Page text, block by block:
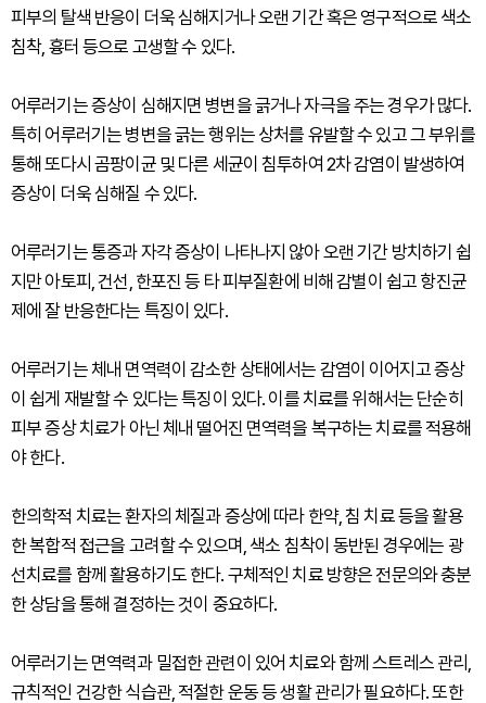
피부의 탈색 반응이 더욱 심해지거나 오랜 기간 혹은 영구적으로 색소
침착, 흉터 등으로 고생할 수 있다.
어루러기는 증상이 심해지면 병변을 긁거나 자극을 주는 경우가 많다.
특히 어루러기는 병변을 긁는 행위는 상처를 유발할 수 있고 그 부위를
통해 또다시 곰팡이균 및 다른 세균이 침투하여 2차 감염이 발생하여
증상이 더욱 심해질 수 있다.
어루러기는 통증과 자각 증상이 나타나지 않아 오랜 기간 방치하기 쉽
지만 아토피, 건선, 한포진 등 타 피부질환에 비해 감별이 쉽고 항진균
제에 잘 반응한다는 특징이 있다.
어루러기는 체내 면역력이 감소한 상태에서는 감염이 이어지고 증상
이 쉽게 재발할 수 있다는 특징이 있다. 이를 치료를 위해서는 단순히
피부 증상 치료가 아닌 체내 떨어진 면역력을 복구하는 치료를 적용해
야 한다.
한의학적 치료는 환자의 체질과 증상에 따라 한약, 침 치료 등을 활용
한 복합적 접근을 고려할 수 있으며, 색소 침착이 동반된 경우에는 광
선치료를 함께 활용하기도 한다. 구체적인 치료 방향은 전문의와 충분
한 상담을 통해 결정하는 것이 중요하다.
어루러기는 면역력과 밀접한 관련이 있어 치료와 함께 스트레스 관리,
규칙적인 건강한 식습관, 적절한 운동 등 생활 관리가 필요하다. 또한